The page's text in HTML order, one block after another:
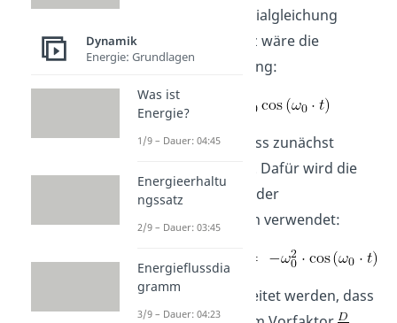
und die Differentialgleichung
erfüllt. Ein Ansatz wäre die
folgende Gleichung:
Die Größe
muss zunächst
definiert werden. Dafür wird die
zweite Ableitung der
Cosinunsfunktion verwendet:
Daraus kann ableitet werden, dass
Dynamik
Energie: Grundlagen
Was ist
Energie?
1/9 – Dauer: 04:45
Energieerhaltu
ngssatz
2/9 – Dauer: 03:45
Energieflussdia
gramm
3/9 – Dauer: 04:23